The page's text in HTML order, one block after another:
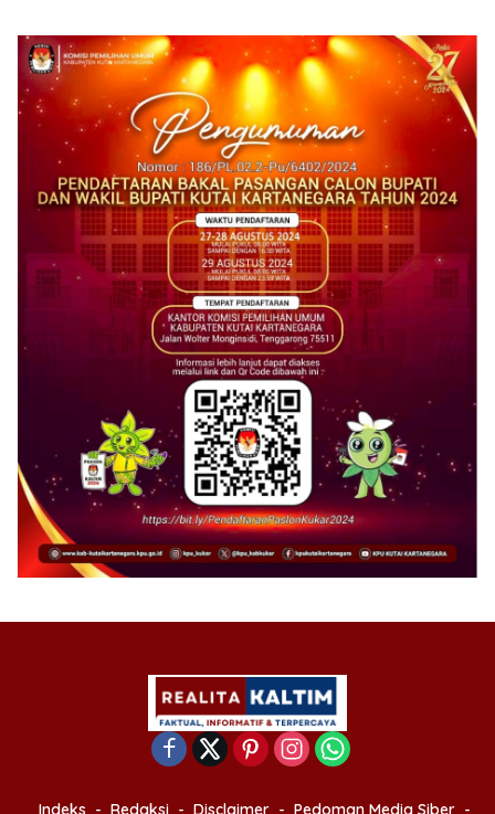
Indeks Redaksi Disclaimer Pedoman Media Siber